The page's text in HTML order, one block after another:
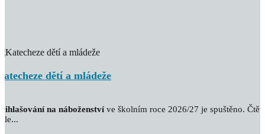
dětí a mládeže
na náboženstvíve školním roce 2026/27 je spuštěno.